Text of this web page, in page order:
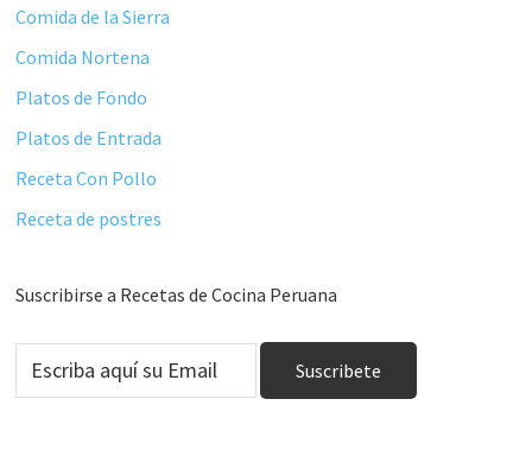
Comida de la Sierra
Comida Nortena
Platos de Fondo
Platos de Entrada
Receta Con Pollo
Receta de postres
Suscribirse a Recetas de Cocina Peruana